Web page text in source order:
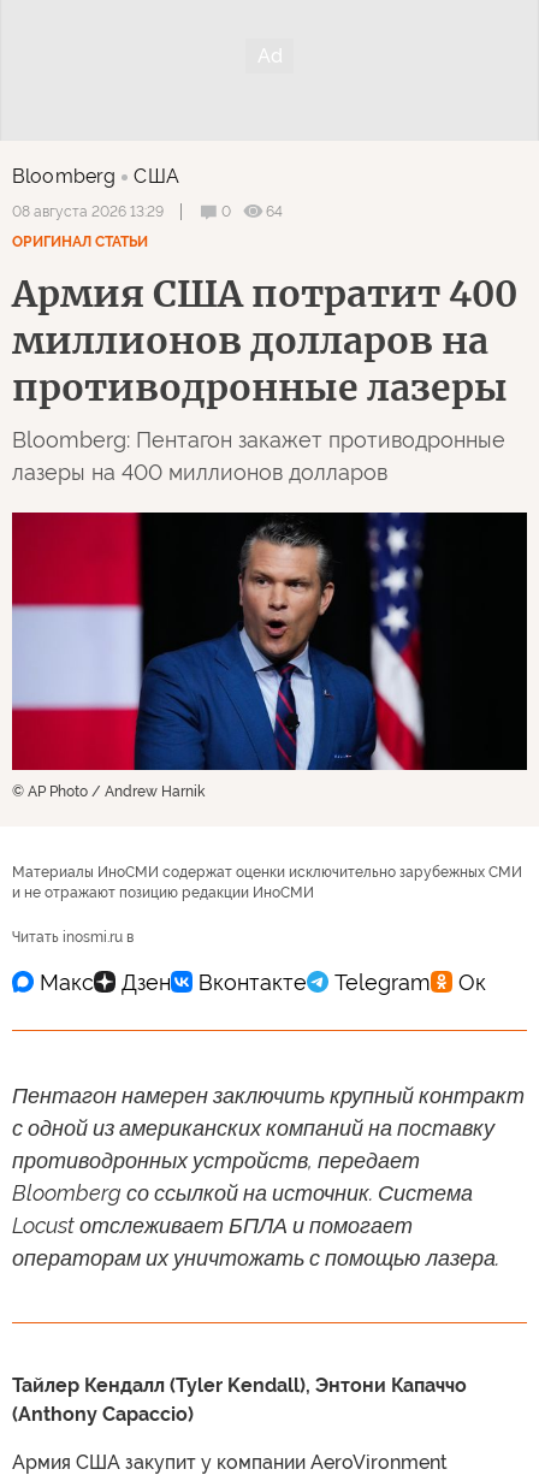
Bloomberg США
08 августа 2026 13:29 0
64
ОРИГИНАЛ СТАТЬИ
Армия США потратит 400
миллионов долларов на
противодронные лазеры
Bloomberg: Пентагон закажет противодронные
лазеры на 400 миллионов долларов
© AP Photo / Andrew Harnik
Материалы ИноСМИ содержат оценки исключительно зарубежных СМИ
и не отражают позицию редакции ИноСМИ
Читать inosmi.ru в
Пентагон намерен заключить крупный контракт
с одной из американских компаний на поставку
противодронных устройств, передает
Bloomberg со ссылкой на источник. Система
Locust отслеживает БПЛА и помогает
операторам их уничтожать с помощью лазера.
Тайлер Кендалл (Tyler Kendall), Энтони Капаччо
(Anthony Capaccio)
Армия США закупит у компании AeroVironment